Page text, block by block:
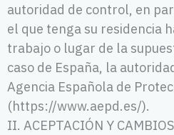
autoridad de control, en
el que tenga su residencia
trabajo o lugar de la
caso de España, la
Agencia Española de
(https://www.aepd.es/).
II. ACEPTACIÓN Y